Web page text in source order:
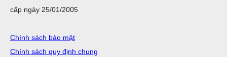
cấp ngày 25/01/2005
Chính sách bảo mật
Chính sách quy định chung